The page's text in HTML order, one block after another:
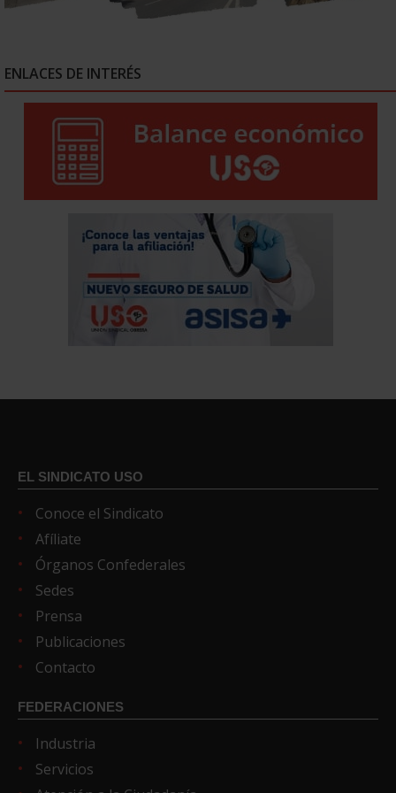
ENLACES DE INTERÉS
EL SINDICATO USO
Conoce el Sindicato
Afíliate
Órganos Confederales
Sedes
Prensa
Publicaciones
Contacto
FEDERACIONES
Industria
Servicios